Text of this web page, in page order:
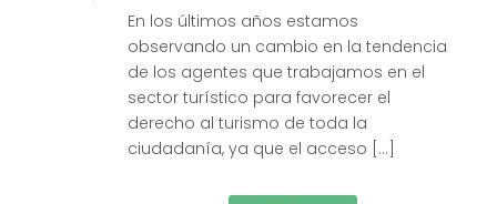
En los últimos años estamos
observando un cambio en la tendencia
de los agentes que trabajamos en el
sector turístico para favorecer el
derecho al turismo de toda la
ciudadanía, ya que el acceso [...]